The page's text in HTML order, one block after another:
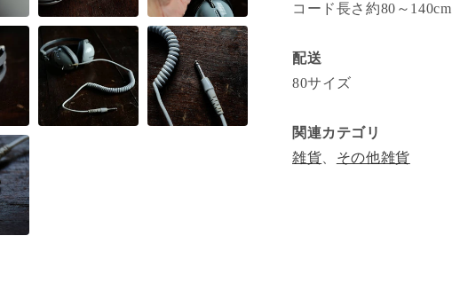
コード長さ約80～140cm
配送
80サイズ
関連カテゴリ
雑貨
その他雑貨